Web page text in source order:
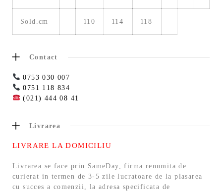
Sold.cm 110 114 118
Contact
0753 030 007
0751 118 834
(021) 444 08 41
Livrarea
LIVRARE LA DOMICILIU
Livrarea se face prin SameDay, firma renumita de
curierat in termen de 3-5 zile lucratoare de la plasarea
cu succes a comenzii, la adresa specificata de